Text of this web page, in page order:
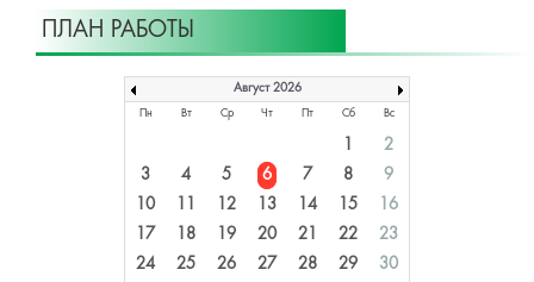
ПЛАН РАБОТЫ
Август 2026
Пн Вт Ср Чт Пт Сб Вс
1
2
3
4 5 6 7 8
9
10
11 12 13 14 15
16
17
18 19 20 21 22
23
24
25 26 27 28 29
30